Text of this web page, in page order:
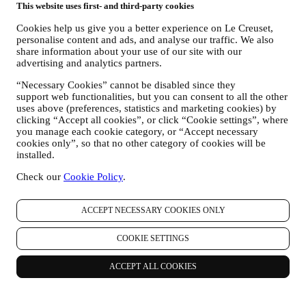
This website uses first- and third-party cookies
Cookies help us give you a better experience on Le Creuset,
personalise content and ads, and analyse our traffic. We also
share information about your use of our site with our
advertising and analytics partners.
“Necessary Cookies” cannot be disabled since they
support web functionalities, but you can consent to all the other
uses above (preferences, statistics and marketing cookies) by
clicking “Accept all cookies”, or click “Cookie settings”, where
you manage each cookie category, or “Accept necessary
cookies only”, so that no other category of cookies will be
installed.
Check our Cookie Policy.
ACCEPT NECESSARY COOKIES ONLY
COOKIE SETTINGS
ACCEPT ALL COOKIES
bedrägerikontroll, trygghet, säkerhet, systemtest, underhåll
och statistisk analys m.m. Emellanåt kan det hända att vi
måste kontakta dig på grund av administrativa eller
verksamhetsmässiga skäl. Till exempel för att skicka dig
information om ditt köp. Vi kommer också att använda dina
uppgifter för att svara på förfrågningar som du skickar via vår
webbplats eller genom andra kanaler. Sådan bearbetning
bygger på ett avtalsfäst utförande av våra e-handelstjänster.
FÖR ATT INFORMERA DIG OM LE CREUSETS
PRODUKTNYHETER OCH ERBJUDANDEN
Om du har samtyckt till att vi gör det (till exempel genom att
prenumerera på vårt nyhetsbrev när du skapar ett konto på
webbplatsen), skickar vi dig marknadsföringskommunikation
marknadsförs av dess dotterbolag och lokala anslutna företag
kontakta dig via e-post, SMS eller sociala medier men även
med hjälp av automatiserade medel. Sådan kommunikation
kommer att beröra Le Creuset-produkter, nya
butiksöppningar, exklusiva evenemang, tävlingar,
undersökningar, demonstrationer organiserade av Le Creuset
eller specialerbjudanden som vi tror du gillar. Denna
kommunikation kan väljas ut eller anpassas efter dig baserat